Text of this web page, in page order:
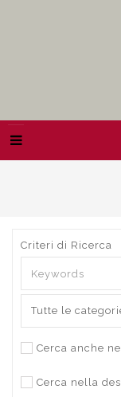
Criteri di Ricerca
Cerca anche
Cerca nella